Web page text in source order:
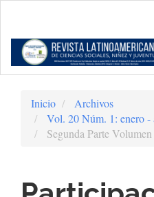
Contenido
principal
Barra
Inicio
Archivos
Vol. 20 Núm. 1: enero -
Segunda Parte